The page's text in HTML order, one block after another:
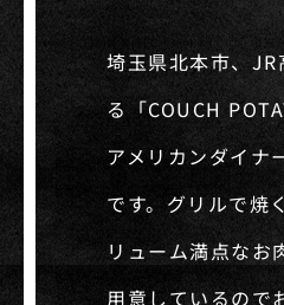
埼玉県北本市、
る「COUCH
アメリカンダイナ
です。グリルで焼
リューム満点なお
用意しているので